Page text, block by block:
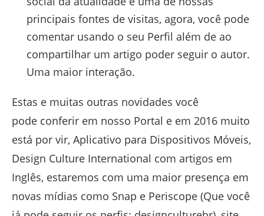
principais fontes de visitas, agora, você pode
comentar usando o seu Perfil além de ao
compartilhar um artigo poder seguir o autor.
Uma maior interação.
Estas e muitas outras novidades você
pode conferir em nosso Portal e em 2016 muito
está por vir, Aplicativo para Dispositivos Móveis,
Design Culture International com artigos em
Inglês, estaremos com uma maior presença em
novas mídias como Snap e Periscope (Que você